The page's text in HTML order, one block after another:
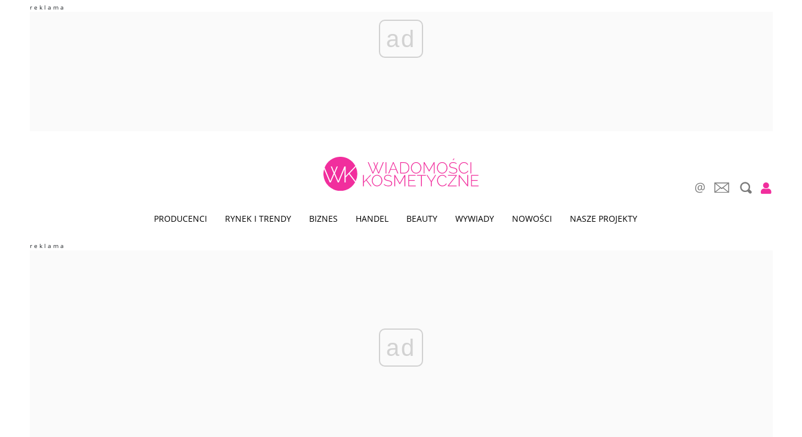
ad
PRODUCENCI RYNEK I TRENDY BIZNES HANDEL BEAUTY WYWIADY NOWOŚCI NASZE PROJEKTY
ad